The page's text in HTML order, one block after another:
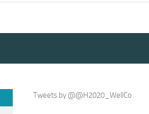
Tweets by @@H2020_WellCo